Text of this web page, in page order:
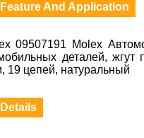
And Application
09507191 Molex
деталей, жгут
19 цепей, натуральный